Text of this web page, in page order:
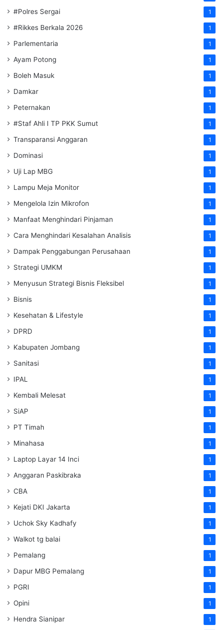
#Polres Sergai 1
#Rikkes Berkala 2026 1
Parlementaria 1
Ayam Potong 1
Boleh Masuk 1
Damkar 1
Peternakan 1
#Staf Ahli I TP PKK Sumut 1
Transparansi Anggaran 1
Dominasi 1
Uji Lap MBG 1
Lampu Meja Monitor 1
Mengelola Izin Mikrofon 1
Manfaat Menghindari Pinjaman 1
Cara Menghindari Kesalahan Analisis 1
Dampak Penggabungan Perusahaan 1
Strategi UMKM 1
Menyusun Strategi Bisnis Fleksibel 1
Bisnis 1
Kesehatan & Lifestyle 1
DPRD 1
Kabupaten Jombang 1
Sanitasi 1
IPAL 1
Kembali Melesat 1
SiAP 1
PT Timah 1
Minahasa 1
Laptop Layar 14 Inci 1
Anggaran Paskibraka 1
CBA 1
Kejati DKI Jakarta 1
Uchok Sky Kadhafy 1
Walkot tg balai 1
Pemalang 1
Dapur MBG Pemalang 1
PGRI 1
Opini 1
Hendra Sianipar 1